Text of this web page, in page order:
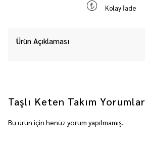
Kolay İade
Ürün Açıklaması
Taşlı Keten Takım Yorumlar
Bu ürün için henüz yorum yapılmamış.